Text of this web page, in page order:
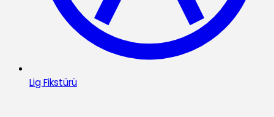
Lig Fikstürü